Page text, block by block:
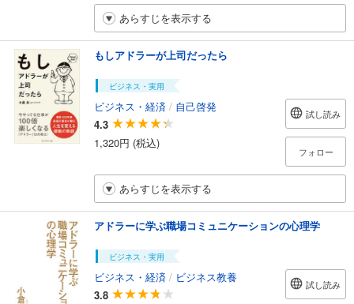
あらすじを表示する
もしアドラーが上司だったら
ビジネス・実用
ビジネス・経済 / 自己啓発
4.3
1,320円 (税込)
試し読み
フォロー
あらすじを表示する
アドラーに学ぶ職場コミュニケーションの心理学
ビジネス・実用
ビジネス・経済 / ビジネス教養
3.8
試し読み